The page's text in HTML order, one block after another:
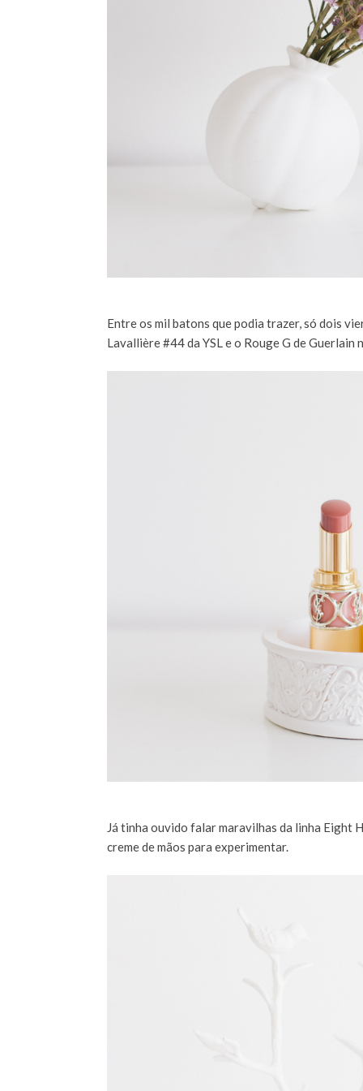
Entre os mil batons que podia trazer, só dois
Lavallière #44 da YSL e o Rouge G de Guerlain
Já tinha ouvido falar maravilhas da linha
creme de mãos para experimentar.